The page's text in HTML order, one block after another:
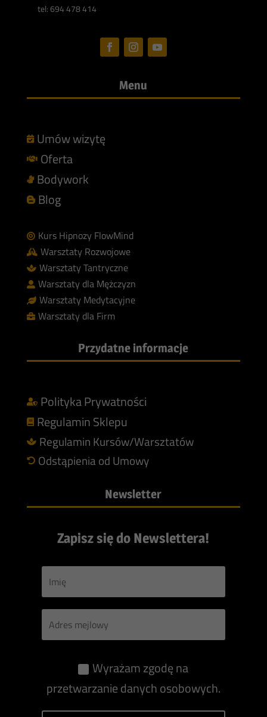
tel: 694 478 414
Menu
 Umów wizytę
 Oferta
 Bodywork
 Blog
 Kurs Hipnozy FlowMind
 Warsztaty Rozwojowe
 Warsztaty Tantryczne
 Warsztaty dla Mężczyzn
 Warsztaty Medytacyjne
 Warsztaty dla Firm
Przydatne informacje
 Polityka Prywatności
 Regulamin Sklepu
 Regulamin Kursów/Warsztatów
 Odstąpienia od Umowy
Newsletter
Zapisz się do Newslettera!
Wyrażam zgodę na
przetwarzanie danych osobowych.